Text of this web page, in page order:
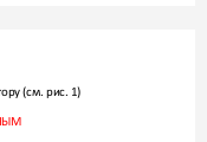
(см. рис. 1)